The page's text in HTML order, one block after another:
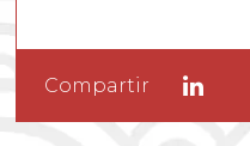
Compartir